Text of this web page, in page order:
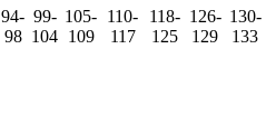
94-
98
99-
104
105-
109
110-
117
118-
125
126-
129
130-
133